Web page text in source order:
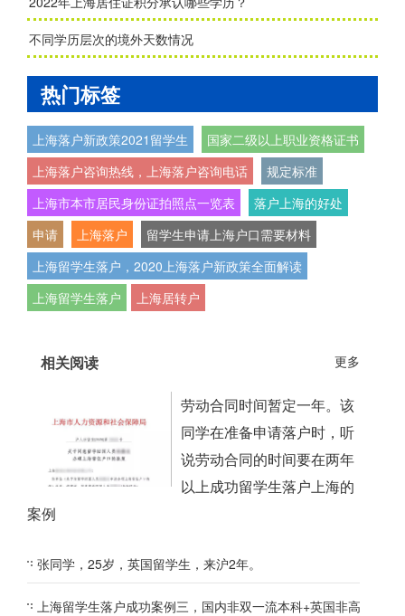
不同学历层次的境外天数情况
热门标签
上海落户新政策2021留学生
国家二级以上职业资格证书
上海落户咨询热线，上海落户咨询电话
规定标准
上海市本市居民身份证拍照点一览表
落户上海的好处
申请
上海落户
留学生申请上海户口需要材料
上海留学生落户，2020上海落户新政策全面解读
上海留学生落户
上海居转户
相关阅读 更多
劳动合同时间暂定一年。该
同学在准备申请落户时，听
说劳动合同的时间要在两年
以上成功留学生落户上海的
案例
张同学，25岁，英国留学生，来沪2年。
上海留学生落户成功案例三，国内非双一流本科+英国非高水平大